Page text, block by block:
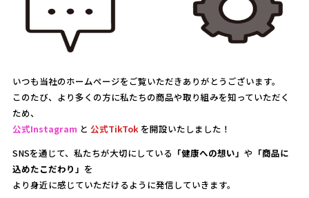
いつも当社のホームページをご覧いただきありがとうございます。
このたび、より多くの方に私たちの商品や取り組みを知っていただく
ため、
公式Instagram と 公式TikTok を開設いたしました！
SNSを通じて、私たちが大切にしている 「健康への想い」 や 「商品に
込めたこだわり」 を
より身近に感じていただけるように発信していきます。